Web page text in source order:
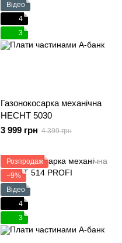
Відео
4
3
Газонокосарка механічна
HECHT 5030
3 999 грн 4 399 грн
Розпродаж
−9%
Відео
4
3